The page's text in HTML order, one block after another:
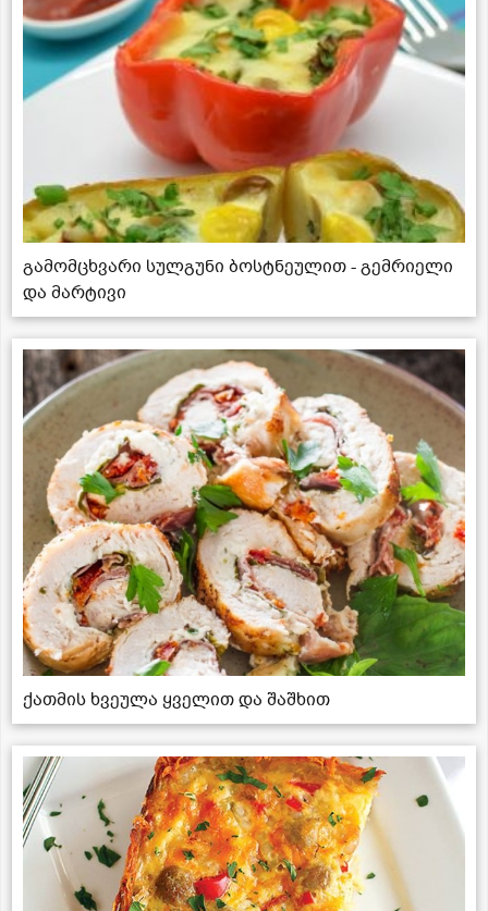
გამომცხვარი სულგუნი ბოსტნეულით - გემრიელი
და მარტივი
ქათმის ხვეულა ყველით და შაშხით